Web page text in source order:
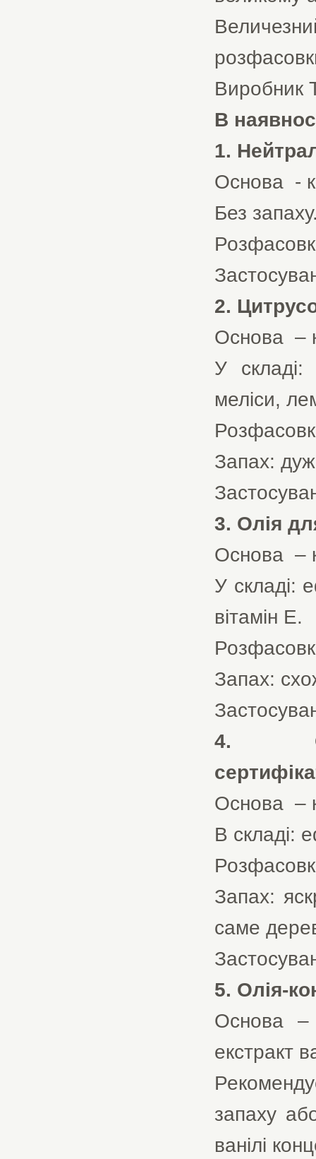
Виробник
В
1.
Основа -
Без
2.
Основа –
У складі:
меліси,
Запах:
3. Олія
Основа –
У складі:
вітамін Е.
Запах:
4. Олія
Основа –
В складі:
Запах:
саме
5. Олія-
Основа –
екстракт
запаху
ванілі